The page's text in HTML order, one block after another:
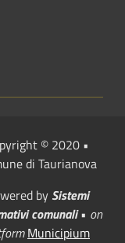
© 2020 •
di Taurianova
by Sistemi
comunali• on
Municipium